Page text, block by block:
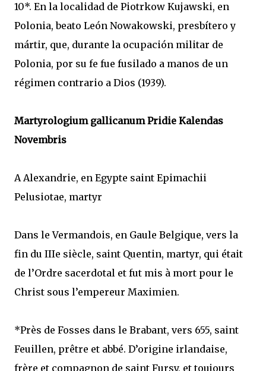
10*. En la localidad de Piotrkow Kujawski, en
Polonia, beato León Nowakowski, presbítero y
mártir, que, durante la ocupación militar de
Polonia, por su fe fue fusilado a manos de un
régimen contrario a Dios (1939).
Martyrologium gallicanum Pridie Kalendas
Novembris
A Alexandrie, en Egypte saint Epimachii
Pelusiotae, martyr
Dans le Vermandois, en Gaule Belgique, vers la
fin du IIIe siècle, saint Quentin, martyr, qui était
de l’Ordre sacerdotal et fut mis à mort pour le
Christ sous l’empereur Maximien.
*Près de Fosses dans le Brabant, vers 655, saint
Feuillen, prêtre et abbé. D’origine irlandaise,
frère et compagnon de saint Fursy, et toujours